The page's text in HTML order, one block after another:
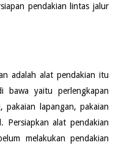
pendakian lintas jalur
adalah alat pendakian itu
bawa yaitu perlengkapan
pakaian lapangan, pakaian
alat pendakian
melakukan pendakian